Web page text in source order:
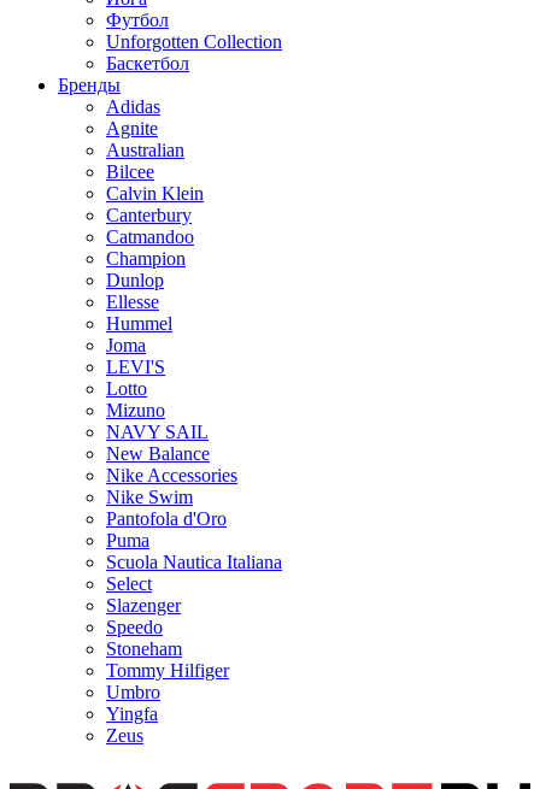
Футбол
Unforgotten Collection
Баскетбол
Бренды
Adidas
Agnite
Australian
Bilcee
Calvin Klein
Canterbury
Catmandoo
Champion
Dunlop
Ellesse
Hummel
Joma
LEVI'S
Lotto
Mizuno
NAVY SAIL
New Balance
Nike Accessories
Nike Swim
Pantofola d'Oro
Puma
Scuola Nautica Italiana
Select
Slazenger
Speedo
Stoneham
Tommy Hilfiger
Umbro
Yingfa
Zeus